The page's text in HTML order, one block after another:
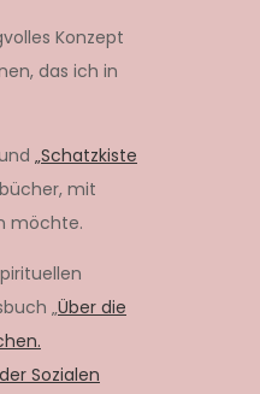
Konzept
das ich in
„Schatzkiste
mit
möchte.
„Über die
Sozialen